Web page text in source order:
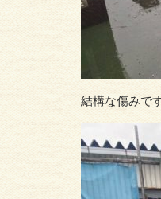
結構な傷みで